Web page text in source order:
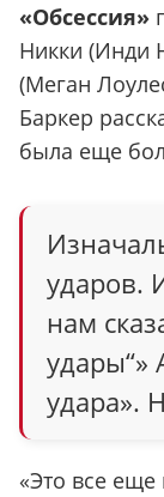
«Обсессия»
Никки (Инди
(Меган
Баркер
была еще
ударов.
нам
удары“»
удара».
«Это все еще